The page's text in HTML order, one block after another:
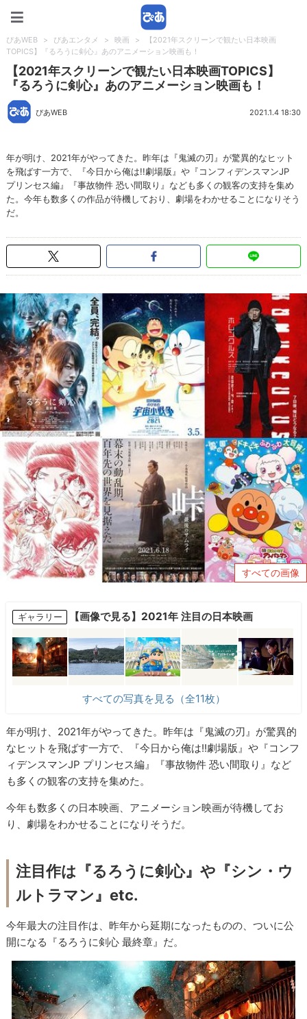
ぴあWEB > ぴあエンタメ > 映画 >
【2021年スクリーンで観たい日本映画
TOPICS】『るろうに剣心』あのアニメーション映画も！
【2021年スクリーンで観たい日本映画TOPICS】
『るろうに剣心』あのアニメーション映画も！
ぴあWEB 2021.1.4 18:30
年が明け、2021年がやってきた。昨年は『鬼滅の刃』が驚異的なヒット
を飛ばす一方で、『今日から俺は!!劇場版』や『コンフィデンスマンJP
プリンセス編』『事故物件 恐い間取り』なども多くの観客の支持を集め
た。今年も数多くの作品が待機しており、劇場をわかせることになりそう
だ。
すべての画像
ギャラリー 【画像で見る】2021年 注目の日本映画
すべての写真を見る（全11枚）
年が明け、2021年がやってきた。昨年は『鬼滅の刃』が驚異的
なヒットを飛ばす一方で、『今日から俺は!!劇場版』や『コンフ
ィデンスマンJP プリンセス編』『事故物件 恐い間取り』など
も多くの観客の支持を集めた。
今年も数多くの日本映画、アニメーション映画が待機してお
り、劇場をわかせることになりそうだ。
注目作は『るろうに剣心』や『シン・ウ
ルトラマン』 etc.
今年最大の注目作は、昨年から延期になったものの、ついに公
開になる『るろうに剣心 最終章』だ。